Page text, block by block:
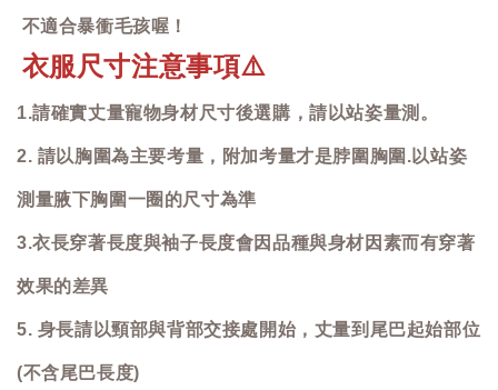
不適合暴衝毛孩喔！
衣服尺寸注意事項⚠️
1.請確實丈量寵物身材尺寸後選購，請以站姿量測。
2. 請以胸圍為主要考量，附加考量才是脖圍胸圍.以站姿
測量腋下胸圍一圈的尺寸為準
3.衣長穿著長度與袖子長度會因品種與身材因素而有穿著
效果的差異
5. 身長請以頸部與背部交接處開始，丈量到尾巴起始部位
(不含尾巴長度)